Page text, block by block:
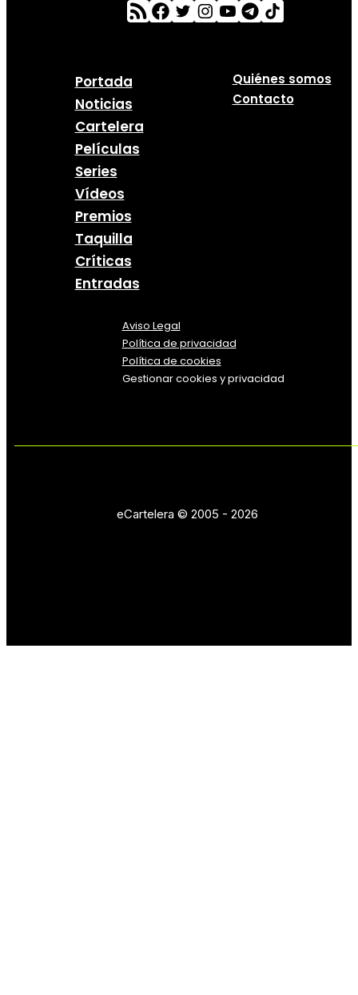
Portada
Noticias
Cartelera
Películas
Series
Vídeos
Premios
Taquilla
Críticas
Entradas
Quiénes somos
Contacto
Aviso Legal
Política de privacidad
Política de cookies
Gestionar cookies y privacidad
eCartelera © 2005 - 2026